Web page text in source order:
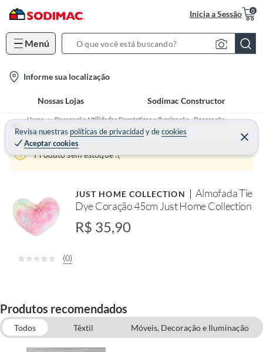
Inicia a Sessão 0
Menú
S
c
h
B
a
Informe sua localização
Nossas Lojas Sodimac Constructor
Revisa nuestras políticas de privacidadydecookies
Aceptar cookies
Home
Decoração, Utilidades Domésticas e Iluminação - Decoração
Têxtil
Produto sem estoque :(
JUST HOME COLLECTION
Almofada Tie
Dye Coração 45cm Just Home Collection
R$ 35,90
(0)
Produtos recomendados
Todos Têxtil
Móveis, Decoração e Iluminação